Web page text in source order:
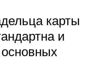
карты
и